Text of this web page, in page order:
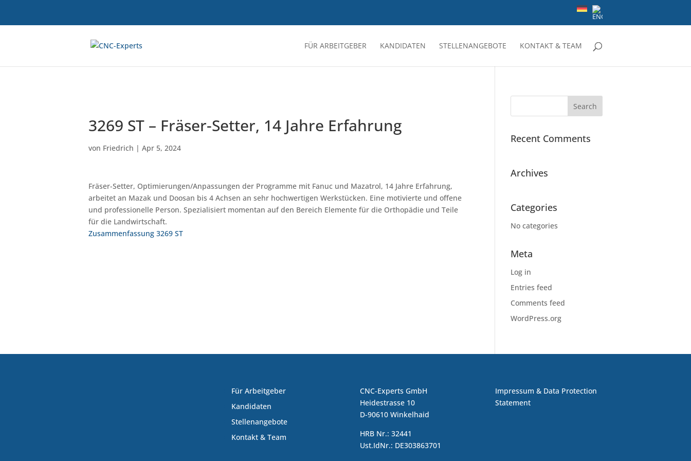
FÜR ARBEITGEBER KANDIDATEN STELLENANGEBOTE KONTAKT & TEAM
3269 ST – Fräser-Setter, 14 Jahre Erfahrung
von Friedrich | Apr 5, 2024
Fräser-Setter, Optimierungen/Anpassungen der Programme mit Fanuc und Mazatrol, 14 Jahre Erfahrung,
arbeitet an Mazak und Doosan bis 4 Achsen an sehr hochwertigen Werkstücken. Eine motivierte und offene
und professionelle Person. Spezialisiert momentan auf den Bereich Elemente für die Orthopädie und Teile
für die Landwirtschaft.
Zusammenfassung 3269 ST
Recent Comments
Archives
Categories
No categories
Meta
Log in
Entries feed
Comments feed
WordPress.org
Für Arbeitgeber
Kandidaten
Stellenangebote
Kontakt & Team
CNC-Experts GmbH
Heidestrasse 10
D-90610 Winkelhaid
HRB Nr.: 32441
Ust.IdNr.: DE303863701
Impressum & Data Protection
Statement